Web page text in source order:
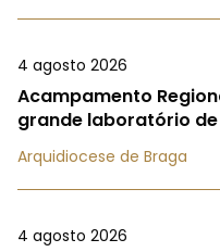
4 agosto 2026
Acampamento
grande laboratório
Arquidiocese de Braga
4 agosto 2026